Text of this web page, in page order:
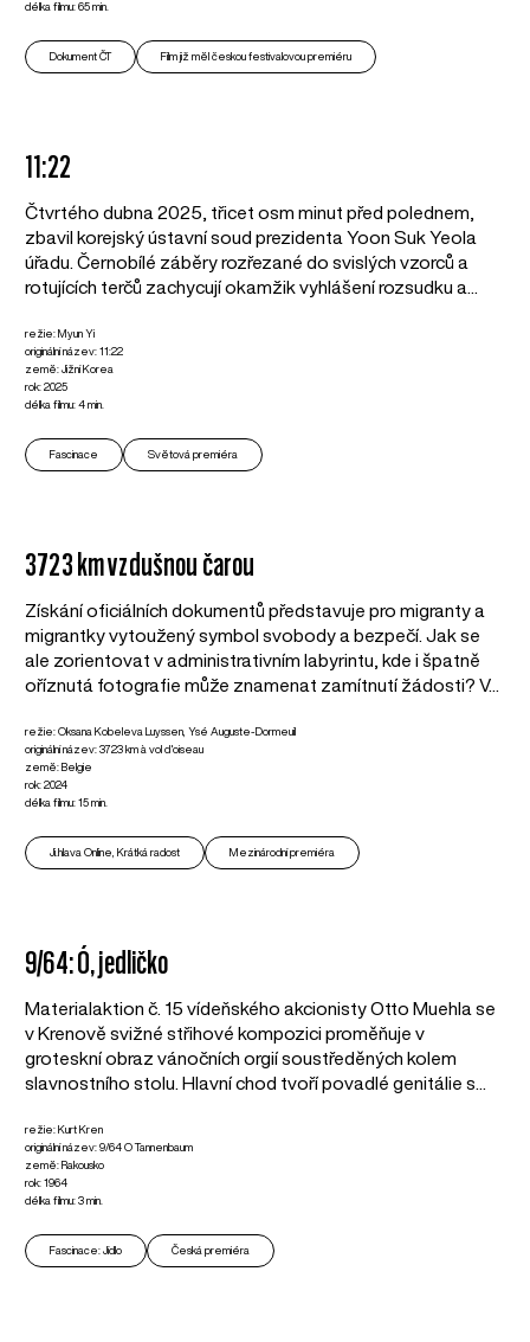
délka filmu: 65 min.
Dokument ČT Film již měl českou festivalovou premiéru
11:22
Čtvrtého dubna 2025, třicet osm minut před polednem,
zbavil korejský ústavní soud prezidenta Yoon Suk Yeola
úřadu. Černobílé záběry rozřezané do svislých vzorců a
rotujících terčů zachycují okamžik vyhlášení rozsudku a...
režie: Myun Yi
originální název: 11:22
země: Jižní Korea
rok: 2025
délka filmu: 4 min.
Fascinace Světová premiéra
3723 km vzdušnou čarou
Získání oficiálních dokumentů představuje pro migranty a
migrantky vytoužený symbol svobody a bezpečí. Jak se
ale zorientovat v administrativním labyrintu, kde i špatně
oříznutá fotografie může znamenat zamítnutí žádosti? V...
režie: Oksana Kobeleva Luyssen, Ysé Auguste-Dormeuil
originální název: 3723 km à vol d'oiseau
země: Belgie
rok: 2024
délka filmu: 15 min.
Ji.hlava Online, Krátká radost Mezinárodní premiéra
9/64: Ó, jedličko
Materialaktion č. 15 vídeňského akcionisty Otto Muehla se
v Krenově svižné střihové kompozici proměňuje v
groteskní obraz vánočních orgií soustředěných kolem
slavnostního stolu. Hlavní chod tvoří povadlé genitálie s...
režie: Kurt Kren
originální název: 9/64 O Tannenbaum
země: Rakousko
rok: 1964
délka filmu: 3 min.
Fascinace: Jídlo Česká premiéra